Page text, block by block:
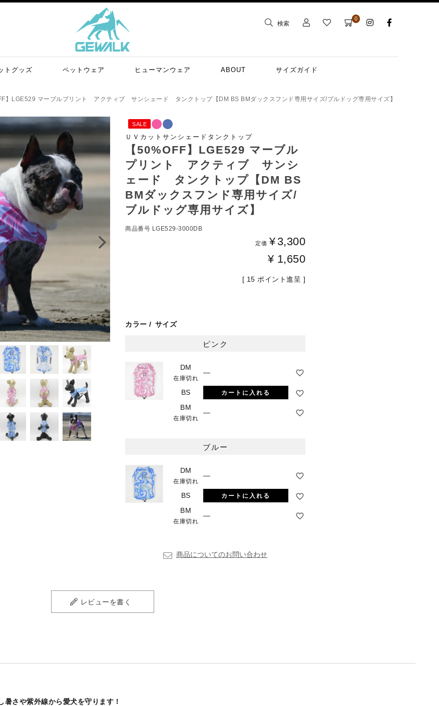
検索
0
トグッズ ペットウェア ヒューマンウェア ABOUT サイズガイド
】LGE529 マーブルプリント アクティブ サンシェード タンクトップ【DM BS BMダックスフンド専用サイズ/ブルドッグ専用サイズ】
SALE
ＵＶカットサンシェードタンクトップ
【50%OFF】LGE529 マーブル
プリント アクティブ サンシ
ェード タンクトップ【DM BS
BMダックスフンド専用サイズ/
ブルドッグ専用サイズ】
商品番号 LGE529-3000DB
定価 ¥ 3,300
¥ 1,650
[ 15 ポイント進呈 ]
カラー サイズ
ピンク
DM
在庫切れ
—
BS カートに入れる
BM
在庫切れ
—
ブルー
DM
在庫切れ
—
BS カートに入れる
BM
在庫切れ
—
商品についてのお問い合わせ
レビューを書く
さや紫外線から愛犬を守ります！